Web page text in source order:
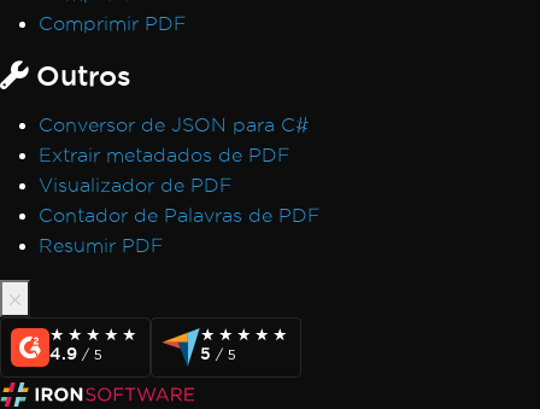
Comprimir PDF
Outros
Conversor de JSON para C#
Extrair metadados de PDF
Visualizador de PDF
Contador de Palavras de PDF
Resumir PDF
★★★★★
★★★★★
4.9 / 5
★★★★★
★★★★★
5 / 5